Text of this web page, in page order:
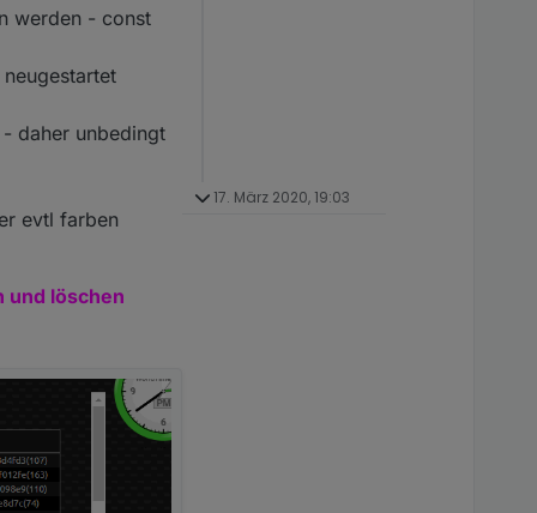
werden - const
daher unbedingt
evtl farben
und löschen
17. März 2020, 19:03